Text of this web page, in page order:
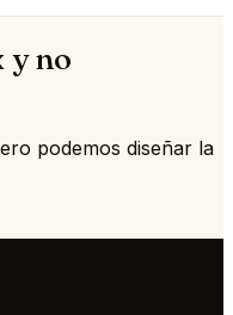
y no
podemos diseñar la